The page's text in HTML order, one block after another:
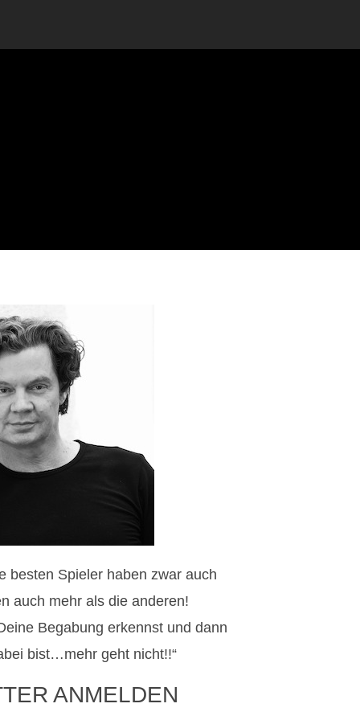
besten Spieler haben zwar auch
auch mehr als die anderen!
Begabung erkennst und dann
bist…mehr geht nicht!!“
ANMELDEN